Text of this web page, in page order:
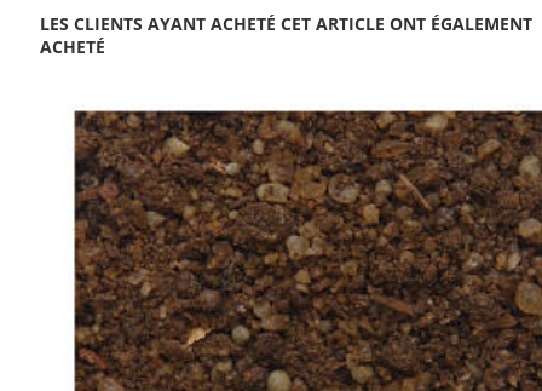
LES CLIENTS AYANT ACHETÉ CET ARTICLE ONT ÉGALEMENT
ACHETÉ